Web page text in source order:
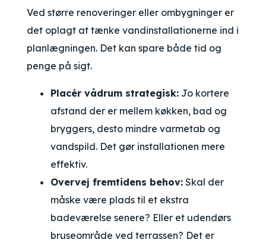
Ved større renoveringer eller ombygninger er
det oplagt at tænke vandinstallationerne ind i
planlægningen. Det kan spare både tid og
penge på sigt.
Placér vådrum strategisk: Jo kortere
afstand der er mellem køkken, bad og
bryggers, desto mindre varmetab og
vandspild. Det gør installationen mere
effektiv.
Overvej fremtidens behov: Skal der
måske være plads til et ekstra
badeværelse senere? Eller et udendørs
bruseområde ved terrassen? Det er